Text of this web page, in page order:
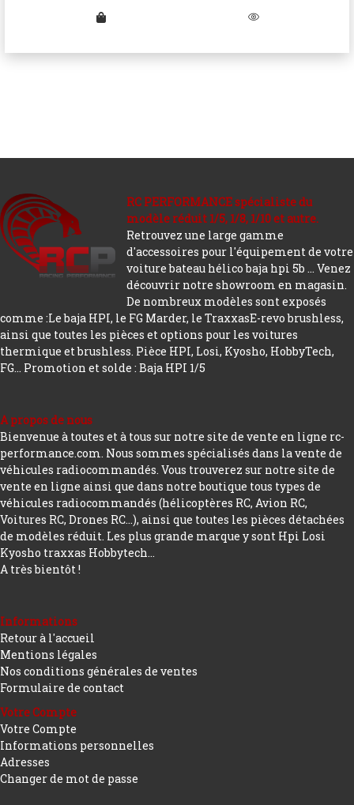
RC PERFORMANCE spécialiste du
modèle réduit 1/5, 1/8, 1/10 et autre.
Retrouvez une large gamme
d'accessoires pour l'équipement de votre
voiture bateau hélico baja hpi 5b ... Venez
découvrir notre showroom en magasin.
De nombreux modèles sont exposés
comme :Le baja HPI, le FG Marder, le TraxxasE-revo brushless,
ainsi que toutes les pièces et options pour les voitures
thermique et brushless. Pièce HPI, Losi, Kyosho, HobbyTech,
FG... Promotion et solde : Baja HPI 1/5
A propos de nous
Bienvenue à toutes et à tous sur notre site de vente en ligne rc-
performance.com. Nous sommes spécialisés dans la vente de
véhicules radiocommandés. Vous trouverez sur notre site de
vente en ligne ainsi que dans notre boutique tous types de
véhicules radiocommandés (hélicoptères RC, Avion RC,
Voitures RC, Drones RC…), ainsi que toutes les pièces détachées
de modèles réduit. Les plus grande marque y sont Hpi Losi
Kyosho traxxas Hobbytech...
A très bientôt !
Informations
Retour à l'accueil
Mentions légales
Nos conditions générales de ventes
Formulaire de contact
Votre Compte
Votre Compte
Informations personnelles
Adresses
Changer de mot de passe